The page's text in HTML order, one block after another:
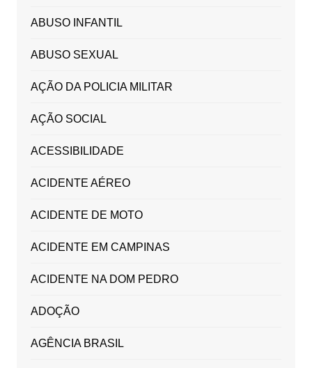
ABUSO INFANTIL
ABUSO SEXUAL
AÇÃO DA POLICIA MILITAR
AÇÃO SOCIAL
ACESSIBILIDADE
ACIDENTE AÉREO
ACIDENTE DE MOTO
ACIDENTE EM CAMPINAS
ACIDENTE NA DOM PEDRO
ADOÇÃO
AGÊNCIA BRASIL